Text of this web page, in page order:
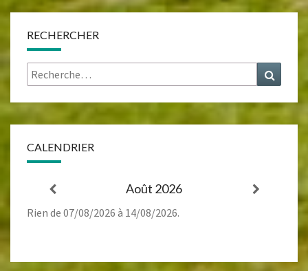
RECHERCHER
Rechercher :
CALENDRIER
Août 2026
Rien de 07/08/2026 à 14/08/2026.